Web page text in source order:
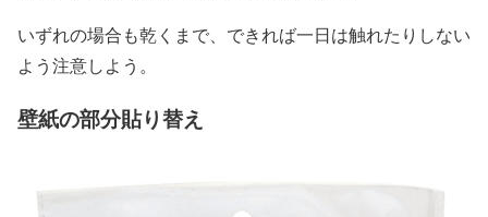
いずれの場合も乾くまで、できれば一日は触れたりしない
よう注意しよう。
壁紙の部分貼り替え